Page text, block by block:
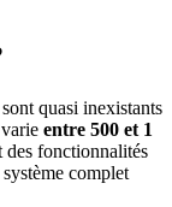
quasi inexistants
entre 500 et 1
des fonctionnalités
complet